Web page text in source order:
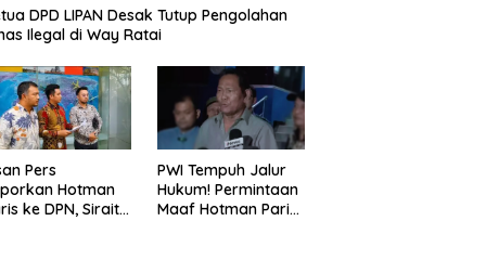
DPD LIPAN Desak Tutup Pengolahan
Ilegal di Way Ratai
Pers
Hotman
ke DPN, Sirait
PWI Tempuh Jalur
Hukum! Permintaan
Maaf Hotman Paris